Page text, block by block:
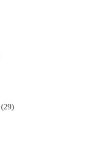
(29)